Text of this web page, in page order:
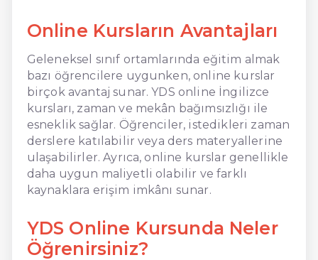
Online Kursların Avantajları
Geleneksel sınıf ortamlarında eğitim almak
bazı öğrencilere uygunken, online kurslar
birçok avantaj sunar. YDS online İngilizce
kursları, zaman ve mekân bağımsızlığı ile
esneklik sağlar. Öğrenciler, istedikleri zaman
derslere katılabilir veya ders materyallerine
ulaşabilirler. Ayrıca, online kurslar genellikle
daha uygun maliyetli olabilir ve farklı
kaynaklara erişim imkânı sunar.
YDS Online Kursunda Neler
Öğrenirsiniz?